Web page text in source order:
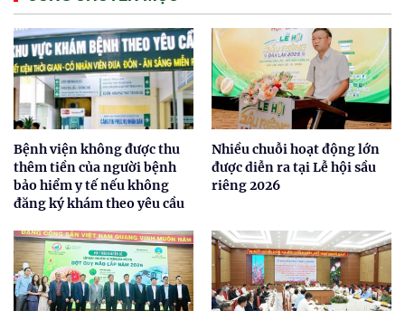
Bệnh viện không được thu
thêm tiền của người bệnh
bảo hiểm y tế nếu không
đăng ký khám theo yêu cầu
Nhiều chuỗi hoạt động lớn
được diễn ra tại Lễ hội sầu
riêng 2026